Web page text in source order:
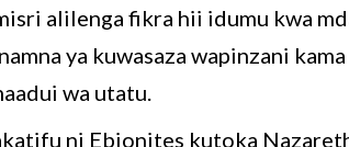
alilenga fikra hii idumu kwa
ya kuwasaza wapinzani kama
wa utatu.
ni Ebionites kutoka